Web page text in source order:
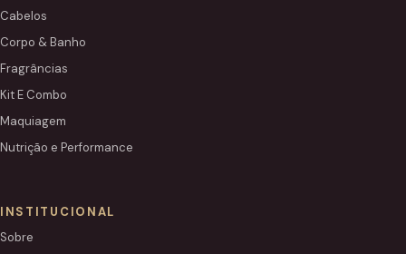
Cabelos
Corpo & Banho
Fragrâncias
Kit E Combo
Maquiagem
Nutrição e Performance
INSTITUCIONAL
Sobre